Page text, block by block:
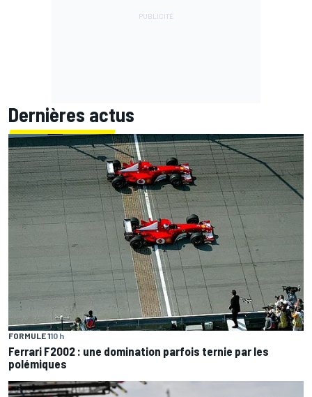
Dernières actus
FORMULE 110 h
Ferrari F2002 : une domination parfois ternie par les
polémiques